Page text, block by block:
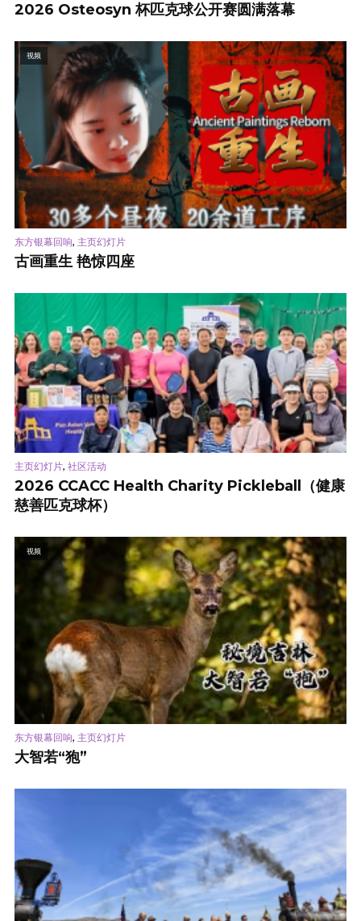
2026 Osteosyn 杯匹克球公开赛圆满落幕
视频
东方银幕回响, 主页幻灯片
古画重生 艳惊四座
主页幻灯片, 社区活动
2026 CCACC Health Charity Pickleball（健康
慈善匹克球杯）
视频
东方银幕回响, 主页幻灯片
大智若“狍”